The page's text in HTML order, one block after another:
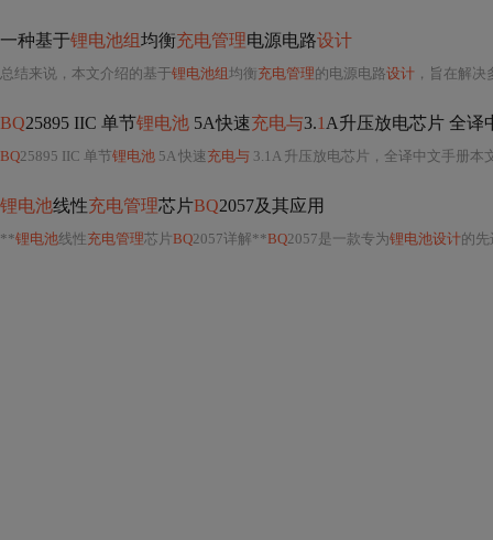
一种基于锂电池组均衡充电管理电源电路设计
总结来说，本文介绍的基于锂电池组 均衡充电管理的电源电路设计 ，旨在解决
BQ25895 IIC 单节锂电池 5A快速充电与3.1 A升压放电芯片 全译
BQ25895 IIC 单节锂电池 5A 快速 充电与 3.1A 升压放电芯片，全译中文手册
锂电池线性充电管理芯片BQ2057及其应用
**锂电池线性充电管理芯片BQ2057详解**BQ2057是一款专为锂电池设计的